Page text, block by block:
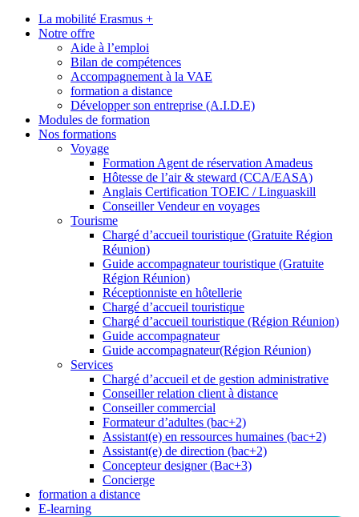
La mobilité Erasmus +
Notre offre
Aide à l’emploi
Bilan de compétences
Accompagnement à la VAE
formation a distance
Développer son entreprise (A.I.D.E)
Modules de formation
Nos formations
Voyage
Formation Agent de réservation Amadeus
Hôtesse de l’air & steward (CCA/EASA)
Anglais Certification TOEIC / Linguaskill
Conseiller Vendeur en voyages
Tourisme
Chargé d’accueil touristique (Gratuite Région
Réunion)
Guide accompagnateur touristique (Gratuite
Région Réunion)
Réceptionniste en hôtellerie
Chargé d’accueil touristique
Chargé d’accueil touristique (Région Réunion)
Guide accompagnateur
Guide accompagnateur(Région Réunion)
Services
Chargé d’accueil et de gestion administrative
Conseiller relation client à distance
Conseiller commercial
Formateur d’adultes (bac+2)
Assistant(e) en ressources humaines (bac+2)
Assistant(e) de direction (bac+2)
Concepteur designer (Bac+3)
Concierge
formation a distance
E-learning